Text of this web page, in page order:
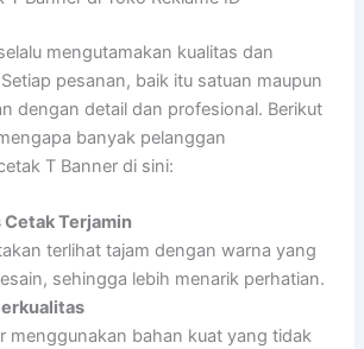
mengutamakan kualitas dan
pesanan, baik itu satuan maupun
dengan detail dan profesional. Berikut
banyak pelanggan
T Banner di sini:
Cetak Terjamin
terlihat tajam dengan warna yang
sehingga lebih menarik perhatian.
menggunakan bahan kuat yang tidak